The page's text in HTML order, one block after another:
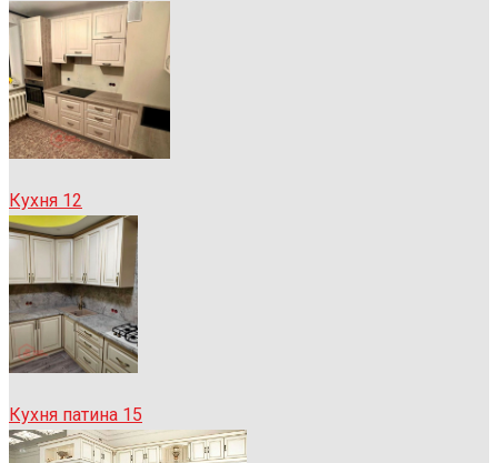
Кухня 12
Кухня патина 15